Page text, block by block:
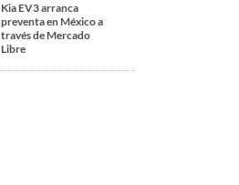
Kia EV3 arranca
preventa en México a
través de Mercado
Libre